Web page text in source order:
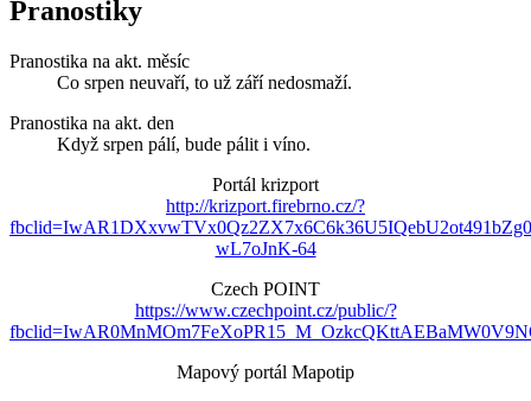
Pranostiky
Pranostika na akt. měsíc
Co srpen neuvaří, to už září nedosmaží.
Pranostika na akt. den
Když srpen pálí, bude pálit i víno.
Portál krizport
http://krizport.firebrno.cz/?
wL7oJnK-64
Czech POINT
https://www.czechpoint.cz/public/?
Mapový portál Mapotip